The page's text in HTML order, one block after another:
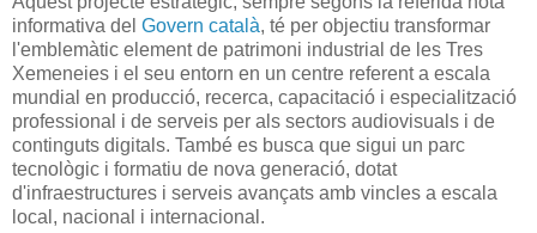
informativa del Govern català, té per objectiu transformar
l'emblemàtic element de patrimoni industrial de les Tres
Xemeneies i el seu entorn en un centre referent a escala
mundial en producció, recerca, capacitació i especialització
professional i de serveis per als sectors audiovisuals i de
continguts digitals. També es busca que sigui un parc
tecnològic i formatiu de nova generació, dotat
d'infraestructures i serveis avançats amb vincles a escala
local, nacional i internacional.